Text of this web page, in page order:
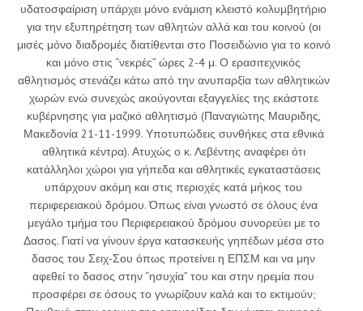
υδατοσφαίριση υπάρχει μόνο ενάμιση κλειστό κολυμβητήριο
για την εξυπηρέτηση των αθλητών αλλά και του κοινού (οι
μισές μόνο διαδρομές διατίθενται στο Ποσειδώνιο για το κοινό
και μόνο στις “νεκρές” ώρες 2-4 μ. Ο ερασιτεχνικός
αθλητισμός στενάζει κάτω από την ανυπαρξία των αθλητικών
χωρών ενώ συνεχώς ακούγονται εξαγγελίες της εκάστοτε
κυβέρνησης για μαζικό αθλητισμό (Παναγιώτης Μαυριδης,
Μακεδονία 21-11-1999. Υποτυπώδεις συνθήκες στα εθνικά
αθλητικά κέντρα). Ατυχώς ο κ. Λεβέντης αναφέρει ότι
κατάλληλοι χώροι για γήπεδα και αθλητικές εγκαταστάσεις
υπάρχουν ακόμη και στις περιοχές κατά μήκος του
περιφερειακού δρόμου. Όπως είναι γνωστό σε όλους ένα
μεγάλο τμήμα του Περιφερειακού δρόμου συνορεύει με το
Δασος. Γιατί να γίνουν έργα κατασκευής γηπέδων μέσα στο
δασος του Σειχ-Σου όπως προτείνει η ΕΠΣΜ και να μην
αφεθεί το δασος στην “ησυχία” του και στην ηρεμία που
προσφέρει σε όσους το γνωρίζουν καλά και το εκτιμούν;